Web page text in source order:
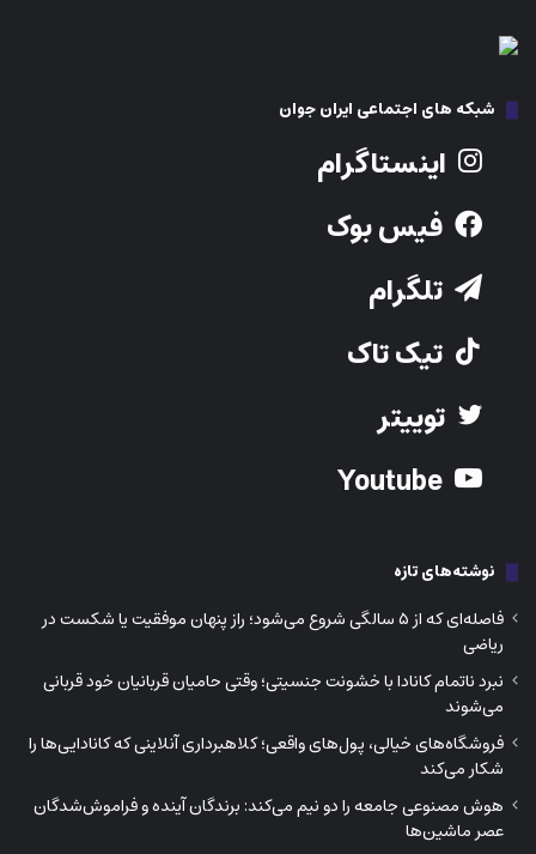
شبکه های اجتماعی ایران جوان
اینستاگرام
فیس بوک
تلگرام
تیک تاک
توییتر
نوشته‌های تازه
فاصله‌ای که از ۵ سالگی شروع می‌شود؛ راز پنهان موفقیت یا شکست در
ریاضی
نبرد ناتمام کانادا با خشونت جنسیتی؛ وقتی حامیان قربانیان خود قربانی
می‌شوند
فروشگاه‌های خیالی، پول‌های واقعی؛ کلاهبرداری آنلاینی که کانادایی‌ها را
شکار می‌کند
هوش مصنوعی جامعه را دو نیم می‌کند: برندگان آینده و فراموش‌شدگان
عصر ماشین‌ها